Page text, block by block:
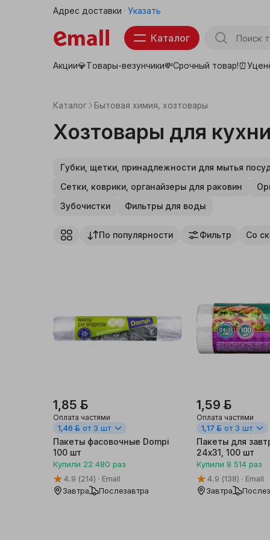
Адрес доставки Указать
Каталог
Акции💎Товары-везунчики💸Срочный товар!⏰
Товары для школы
Детские товары
Товары для животных
Дача, сад
Стройка, ремонт
Спорт, туризм
Досуг и хобби
Каталог Бытовая химия, хозтовары
Хозтовары для кухни
Губки, щетки, принадлежности для мытья
Сетки, коврики, органайзеры для раковин
Зубочистки
Фильтры для воды
По популярности Фильтр Со
1,85 ƃ
Оплата частями
1,46 ƃ от 3 шт
Пакеты фасовочные Dompi
100 шт
Купили 22 480 раз
4.9 (214)
Emall
Завтра
Послезавтра
1,59 ƃ
Оплата частями
1,17 ƃ от 3 шт
Пакеты для
24х31, 100 шт
Купили 8 514 раз
4.9 (138)
Emall
Завтра